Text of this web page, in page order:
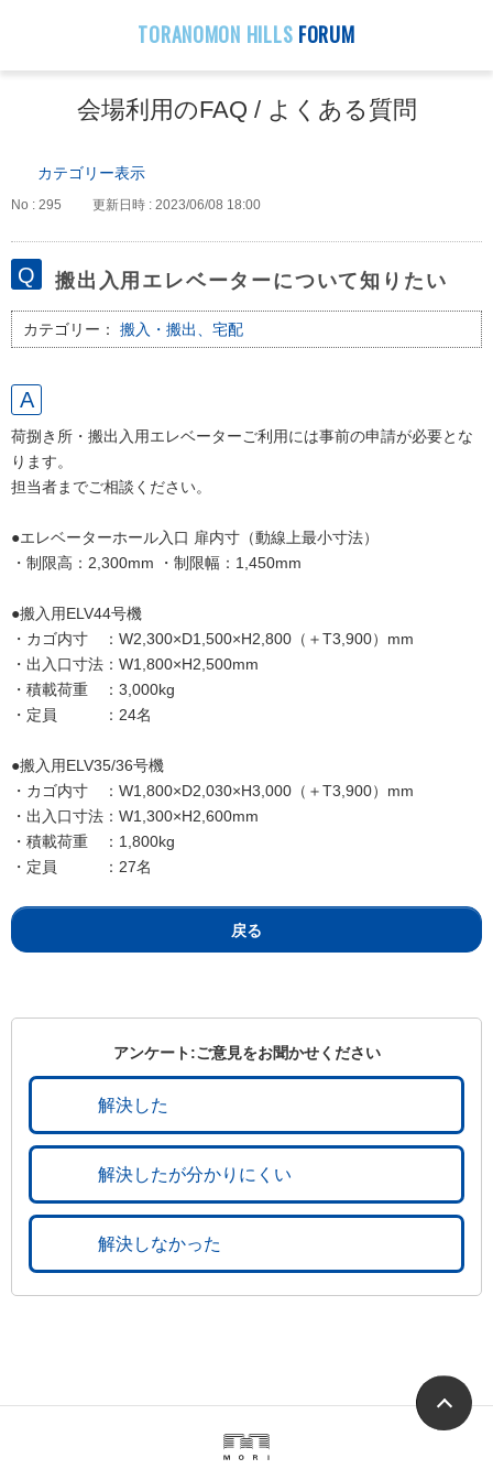
TORANOMON HILLS FORUM
会場利用のFAQ / よくある質問
カテゴリー表示
No : 295 更新日時 : 2023/06/08 18:00
搬出入用エレベーターについて知りたい
カテゴリー： 搬入・搬出、宅配
荷捌き所・搬出入用エレベーターご利用には事前の申請が必要とな
ります。
担当者までご相談ください。
●エレベーターホール入口 扉内寸（動線上最小寸法）
・制限高：2,300mm ・制限幅：1,450mm
●搬入用ELV44号機
・カゴ内寸 ：W2,300×D1,500×H2,800（＋T3,900）mm
・出入口寸法：W1,800×H2,500mm
・積載荷重 ：3,000kg
・定員 ：24名
●搬入用ELV35/36号機
・カゴ内寸 ：W1,800×D2,030×H3,000（＋T3,900）mm
・出入口寸法：W1,300×H2,600mm
・積載荷重 ：1,800kg
・定員 ：27名
戻る
アンケート:ご意見をお聞かせください
解決した
解決したが分かりにくい
解決しなかった